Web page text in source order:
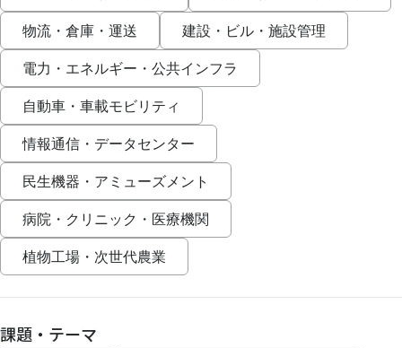
物流・倉庫・運送 建設・ビル・施設管理
電力・エネルギー・公共インフラ
自動車・車載モビリティ
情報通信・データセンター
民生機器・アミューズメント
病院・クリニック・医療機関
植物工場・次世代農業
課題・テーマ